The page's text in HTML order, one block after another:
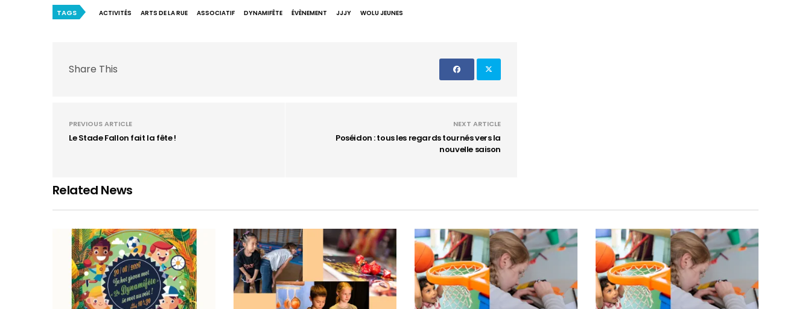
TAGS ACTIVITÉS ARTS DE LA RUE ASSOCIATIF DYNAMIFÊTE ÉVÈNEMENT JJJY WOLU JEUNES
Share This
PREVIOUS ARTICLE
Le Stade Fallon fait la fête !
NEXT ARTICLE
Poséidon : tous les regards tournés vers la
nouvelle saison
Related News